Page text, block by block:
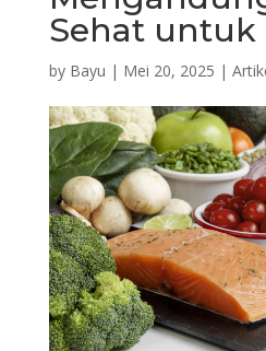
Sehat untuk
by Bayu | Mei 20, 2025 |